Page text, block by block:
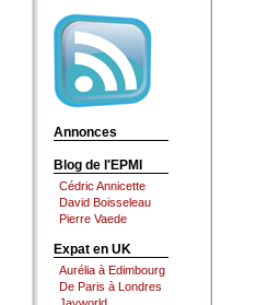
Annonces
Blog de l'EPMI
Cédric Annicette
David Boisseleau
Pierre Vaede
Expat en UK
Aurélia à Edimbourg
De Paris à Londres